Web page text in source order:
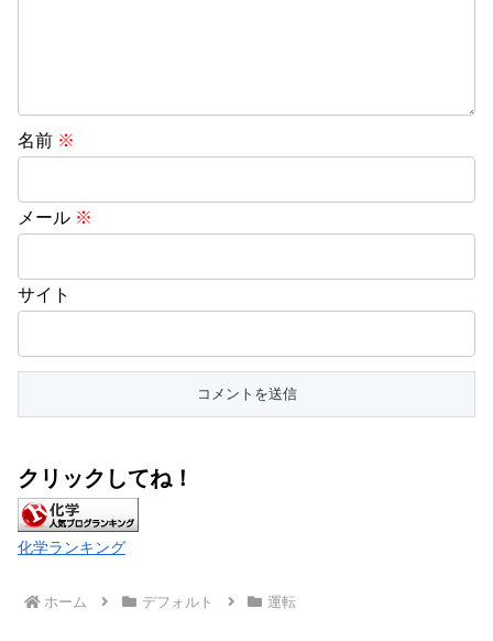
名前 ※
メール ※
サイト
クリックしてね！
化学ランキング
ホーム デフォルト 運転